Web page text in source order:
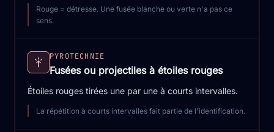
Rouge = détresse. Une fusée blanche ou verte n'a pas ce
sens.
PYROTECHNIE
Fusées ou projectiles à étoiles rouges
Étoiles rouges tirées une par une à courts intervalles.
La répétition à courts intervalles fait partie de l'identification.